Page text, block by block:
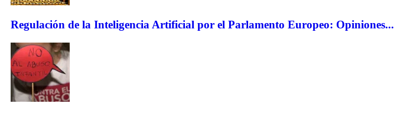
Regulación de la Inteligencia Artificial por el Parlamento Europeo: Opiniones...